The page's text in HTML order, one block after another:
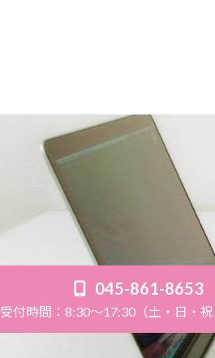
045-861-8653
受付時間：8:30～17:30（土・日・祝